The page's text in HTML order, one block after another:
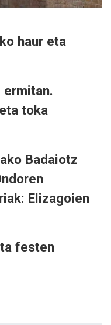
haur eta
ermitan.
toka
Badaiotz
Elizagoien
festen